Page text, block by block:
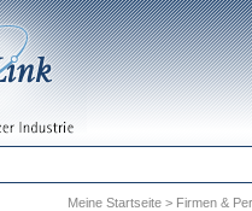
Meine Startseite > Firmen &